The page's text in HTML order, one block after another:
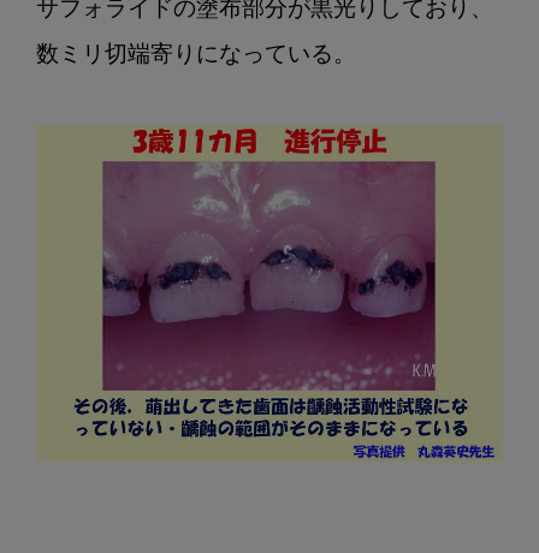
サフォライドの塗布部分が黒光りしており、
数ミリ切端寄りになっている。